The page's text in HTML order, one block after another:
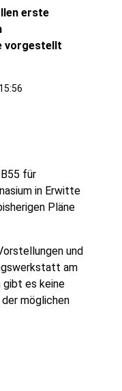
erste
vorgestellt
für
in Erwitte
Pläne
und
am
gibt es keine
möglichen